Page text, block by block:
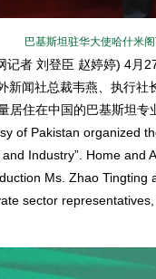
巴基斯坦驻华大使哈什米
者 刘登臣 赵婷婷) 4月
新闻社总裁韦燕、执行
居住在中国的巴基斯坦专
of Pakistan organized
Industry”. Home and
Ms. Zhao
sector